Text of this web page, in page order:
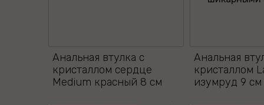
Анальная втулка с
кристаллом сердце
Medium красный 8 см
Анальная
кристаллом
изумруд 9 см